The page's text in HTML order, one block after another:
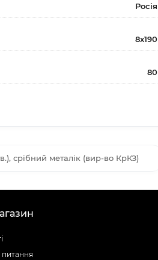
Росія
8х190
80
срібний металік (вир-во КрКЗ)
питання